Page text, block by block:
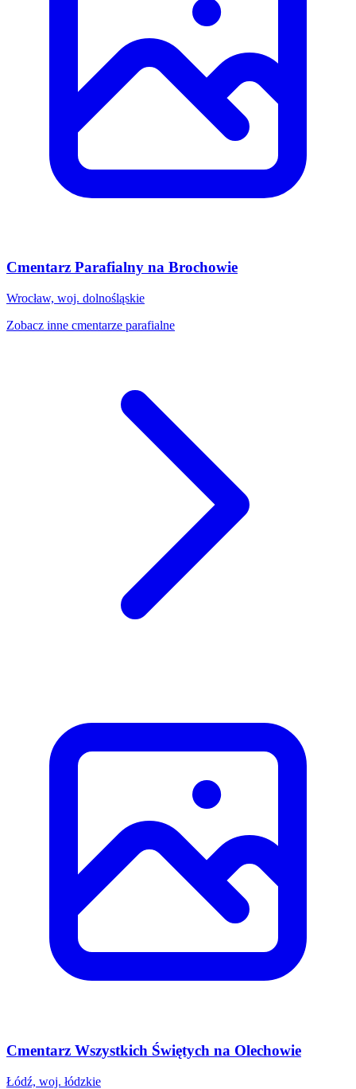
Cmentarz Parafialny na Brochowie
Wrocław, woj. dolnośląskie
Zobacz inne cmentarze parafialne
Cmentarz Wszystkich Świętych na Olechowie
Łódź, woj. łódzkie